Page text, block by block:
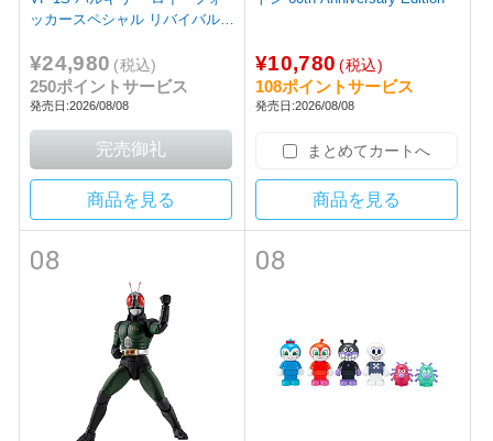
ッカースペシャル リバイバルV
¥24,980 (税込)
250ポイントサービス
発売日:2026/08/08
商品を見る
¥10,780 (税込)
108ポイントサービス
発売日:2026/08/08
まとめてカートへ
商品を見る
08 08